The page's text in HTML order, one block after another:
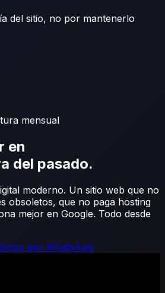
del sitio, no por mantenerlo
mensual
en
del pasado.
moderno. Un sitio web que no
obsoletos, que no paga hosting
mejor en Google. Todo desde
por WhatsApp